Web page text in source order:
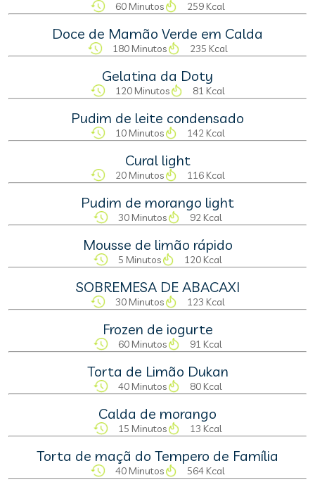
60 Minutos 259 Kcal
Doce de Mamão Verde em Calda
180 Minutos 235 Kcal
Gelatina da Doty
120 Minutos 81 Kcal
Pudim de leite condensado
10 Minutos 142 Kcal
Cural light
20 Minutos 116 Kcal
Pudim de morango light
30 Minutos 92 Kcal
Mousse de limão rápido
5 Minutos 120 Kcal
SOBREMESA DE ABACAXI
30 Minutos 123 Kcal
Frozen de iogurte
60 Minutos 91 Kcal
Torta de Limão Dukan
40 Minutos 80 Kcal
Calda de morango
15 Minutos 13 Kcal
Torta de maçã do Tempero de Família
40 Minutos 564 Kcal